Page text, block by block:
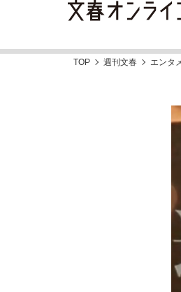
「90%は失
終戦から81年
TOP 週刊文春 エンタ